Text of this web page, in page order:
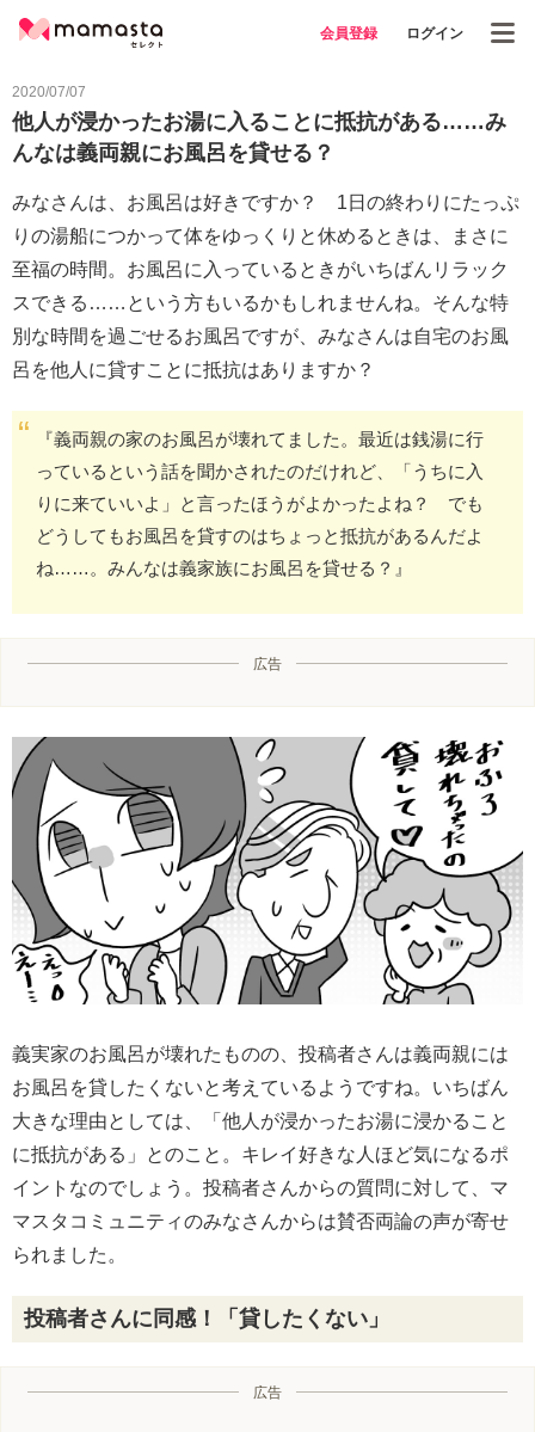
会員登録 ログイン
2020/07/07
他人が浸かったお湯に入ることに抵抗がある……み
んなは義両親にお風呂を貸せる？
みなさんは、お風呂は好きですか？ 1日の終わりにたっぷ
りの湯船につかって体をゆっくりと休めるときは、まさに
至福の時間。お風呂に入っているときがいちばんリラック
スできる……という方もいるかもしれませんね。そんな特
別な時間を過ごせるお風呂ですが、みなさんは自宅のお風
呂を他人に貸すことに抵抗はありますか？
『義両親の家のお風呂が壊れてました。最近は銭湯に行
っているという話を聞かされたのだけれど、「うちに入
りに来ていいよ」と言ったほうがよかったよね？ でも
どうしてもお風呂を貸すのはちょっと抵抗があるんだよ
ね……。みんなは義家族にお風呂を貸せる？』
広告
義実家のお風呂が壊れたものの、投稿者さんは義両親には
お風呂を貸したくないと考えているようですね。いちばん
大きな理由としては、「他人が浸かったお湯に浸かること
に抵抗がある」とのこと。キレイ好きな人ほど気になるポ
イントなのでしょう。投稿者さんからの質問に対して、マ
マスタコミュニティのみなさんからは賛否両論の声が寄せ
られました。
投稿者さんに同感！「貸したくない」
広告